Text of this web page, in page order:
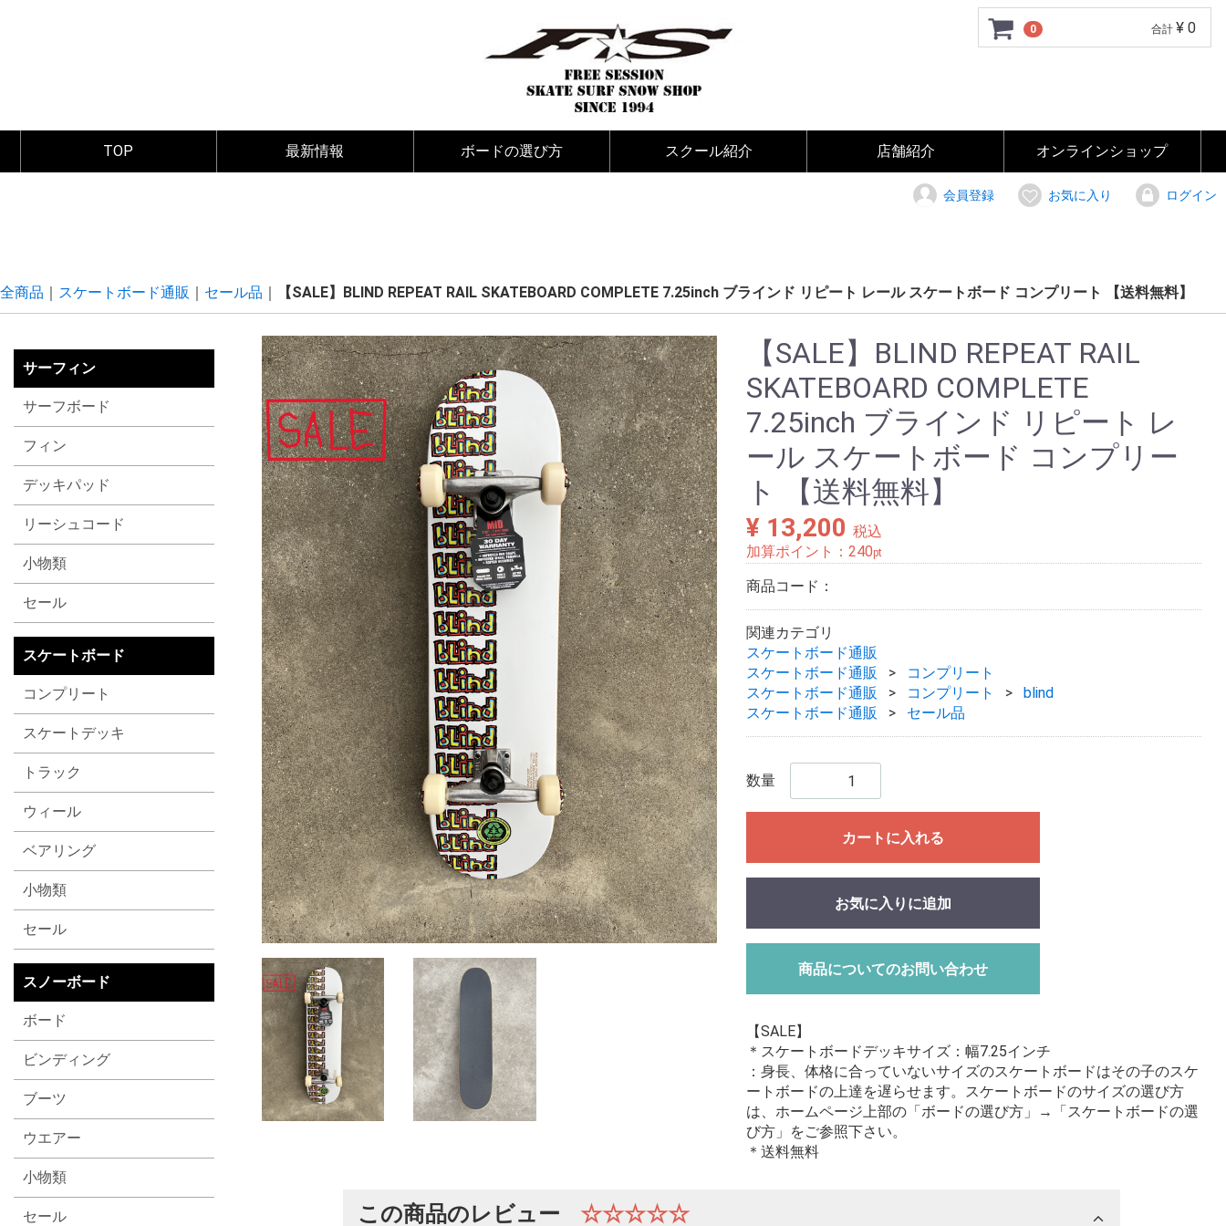
TOP 最新情報 ボードの選び方 スクール紹介 店舗紹介 オンラインショップ
商品一覧
通販ご利用ガイド
特定商取引に関する法律
0 合計 ¥ 0
会員登録 お気に入り ログイン
全商品 スケートボード通販 セール品 【SALE】BLIND REPEAT RAIL SKATEBOARD COMPLETE 7.25inch ブラインド リピート レール スケートボード コンプリート 【送料無料】
サーフィン
サーフボード
フィン
デッキパッド
リーシュコード
小物類
セール
スケートボード
コンプリート
スケートデッキ
トラック
ウィール
ベアリング
小物類
セール
スノーボード
ボード
ビンディング
ブーツ
ウエアー
小物類
セール
【SALE】BLIND REPEAT RAIL
SKATEBOARD COMPLETE
7.25inch ブラインド リピート レ
ール スケートボード コンプリー
ト 【送料無料】
¥ 13,200 税込
加算ポイント： 240pt
商品コード：
関連カテゴリ
スケートボード通販
スケートボード通販
コンプリート
スケートボード通販
コンプリート
blind
スケートボード通販
セール品
数量
カートに入れる
お気に入りに追加
商品についてのお問い合わせ
【SALE】
＊スケートボードデッキサイズ：幅7.25インチ
：身長、体格に合っていないサイズのスケートボードはその子のスケ
ートボードの上達を遅らせます。スケートボードのサイズの選び方
は、ホームページ上部の「ボードの選び方」→「スケートボードの選
び方」をご参照下さい。
＊送料無料
この商品のレビュー ☆☆☆☆☆